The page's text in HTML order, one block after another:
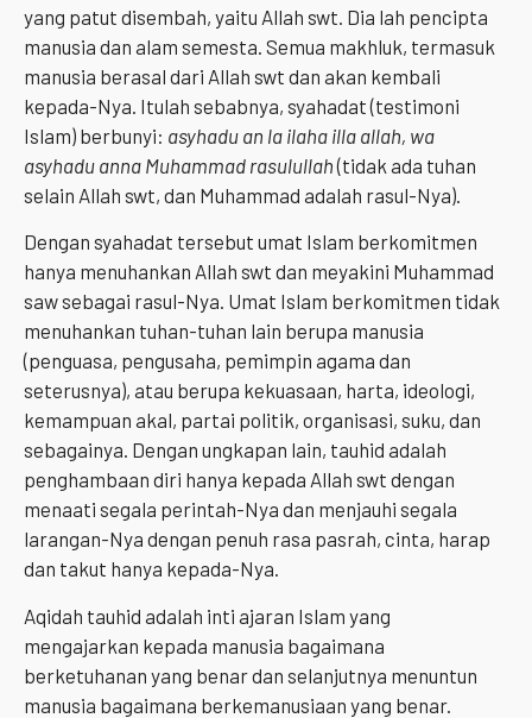
yang patut disembah, yaitu Allah swt. Dia lah pencipta
manusia dan alam semesta. Semua makhluk, termasuk
manusia berasal dari Allah swt dan akan kembali
kepada-Nya. Itulah sebabnya, syahadat (testimoni
Islam) berbunyi: asyhadu an la ilaha illa allah, wa
asyhadu anna Muhammad rasulullah(tidak ada tuhan
selain Allah swt, dan Muhammad adalah rasul-Nya).
Dengan syahadat tersebut umat Islam berkomitmen
hanya menuhankan Allah swt dan meyakini Muhammad
saw sebagai rasul-Nya. Umat Islam berkomitmen tidak
menuhankan tuhan-tuhan lain berupa manusia
(penguasa, pengusaha, pemimpin agama dan
seterusnya), atau berupa kekuasaan, harta, ideologi,
kemampuan akal, partai politik, organisasi, suku, dan
sebagainya. Dengan ungkapan lain, tauhid adalah
penghambaan diri hanya kepada Allah swt dengan
menaati segala perintah-Nya dan menjauhi segala
larangan-Nya dengan penuh rasa pasrah, cinta, harap
dan takut hanya kepada-Nya.
Aqidah tauhid adalah inti ajaran Islam yang
mengajarkan kepada manusia bagaimana
berketuhanan yang benar dan selanjutnya menuntun
manusia bagaimana berkemanusiaan yang benar.